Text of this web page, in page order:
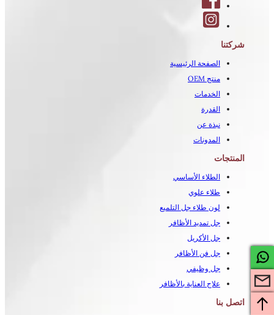
شركتنا
الصفحة الرئيسية
منتج OEM
الخدمات
القدرة
نبذة عن
المدونات
المنتجات
الطلاء الأساسي
طلاء علوي
لون طلاء جل التلميع
جل تمديد الأظافر
جل الأكريل
جل فن الأظافر
جل وظيفي
علاج العناية بالأظافر
اتصل بنا